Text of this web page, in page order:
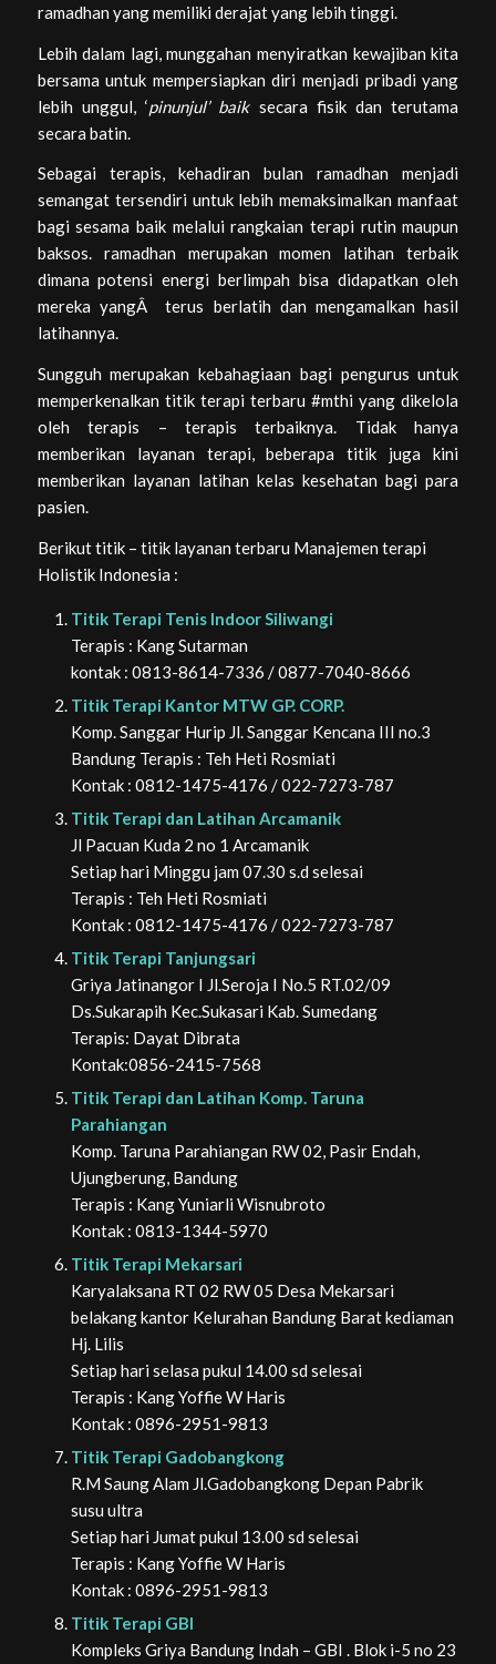
ramadhan yang memiliki derajat yang lebih tinggi.
Lebih dalam lagi, munggahan menyiratkan kewajiban kita
bersama untuk mempersiapkan diri menjadi pribadi yang
lebih unggul, ‘pinunjul’ baik secara fisik dan terutama
secara batin.
Sebagai terapis, kehadiran bulan ramadhan menjadi
semangat tersendiri untuk lebih memaksimalkan manfaat
bagi sesama baik melalui rangkaian terapi rutin maupun
baksos. ramadhan merupakan momen latihan terbaik
dimana potensi energi berlimpah bisa didapatkan oleh
mereka yangÂ terus berlatih dan mengamalkan hasil
latihannya.
Sungguh merupakan kebahagiaan bagi pengurus untuk
memperkenalkan titik terapi terbaru #mthi yang dikelola
oleh terapis – terapis terbaiknya. Tidak hanya
memberikan layanan terapi, beberapa titik juga kini
memberikan layanan latihan kelas kesehatan bagi para
pasien.
Berikut titik – titik layanan terbaru Manajemen terapi
Holistik Indonesia :
Titik Terapi Tenis Indoor Siliwangi
Terapis : Kang Sutarman
kontak : 0813-8614-7336 / 0877-7040-8666
Titik Terapi Kantor MTW GP. CORP.
Komp. Sanggar Hurip Jl. Sanggar Kencana III no.3
Bandung Terapis : Teh Heti Rosmiati
Kontak : 0812-1475-4176 / 022-7273-787
Titik Terapi dan Latihan Arcamanik
Jl Pacuan Kuda 2 no 1 Arcamanik
Setiap hari Minggu jam 07.30 s.d selesai
Terapis : Teh Heti Rosmiati
Kontak : 0812-1475-4176 / 022-7273-787
Titik Terapi Tanjungsari
Griya Jatinangor I Jl.Seroja I No.5 RT.02/09
Ds.Sukarapih Kec.Sukasari Kab. Sumedang
Terapis: Dayat Dibrata
Kontak:0856-2415-7568
Titik Terapi dan Latihan Komp. Taruna
Parahiangan
Komp. Taruna Parahiangan RW 02, Pasir Endah,
Ujungberung, Bandung
Terapis : Kang Yuniarli Wisnubroto
Kontak : 0813-1344-5970
Titik Terapi Mekarsari
Karyalaksana RT 02 RW 05 Desa Mekarsari
belakang kantor Kelurahan Bandung Barat kediaman
Hj. Lilis
Setiap hari selasa pukul 14.00 sd selesai
Terapis : Kang Yoffie W Haris
Kontak : 0896-2951-9813
Titik Terapi Gadobangkong
R.M Saung Alam Jl.Gadobangkong Depan Pabrik
susu ultra
Setiap hari Jumat pukul 13.00 sd selesai
Terapis : Kang Yoffie W Haris
Kontak : 0896-2951-9813
Titik Terapi GBI
Kompleks Griya Bandung Indah – GBI . Blok i-5 no 23